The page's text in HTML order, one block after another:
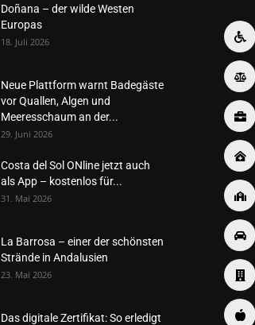
Doñana – der wilde Westen
Europas
18. Juli 2026
Neue Plattform warnt Badegäste
vor Quallen, Algen und
Meeresschaum an der...
29. Juni 2026
Costa del Sol ONline jetzt auch
als App – kostenlos für...
31. Mai 2026
La Barrosa – einer der schönsten
Strände in Andalusien
23. Mai 2026
Das digitale Zertifikat: So erledigt